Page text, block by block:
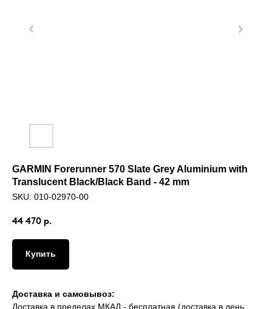
GARMIN Forerunner 570 Slate Grey Aluminium with
Translucent Black/Black Band - 42 mm
SKU: 010-02970-00
44 470 р.
Купить
Доставка и самовывоз:
Доставка в пределах МКАД - бесплатная (доставка в день